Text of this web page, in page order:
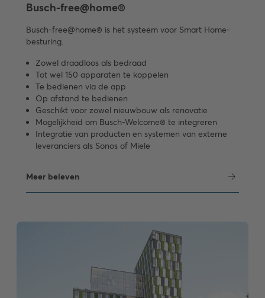
Busch-free@home®
Busch-free@home® is het systeem voor Smart Home-
besturing.
Zowel draadloos als bedraad
Tot wel 150 apparaten te koppelen
Te bedienen via de app
Op afstand te bedienen
Geschikt voor zowel nieuwbouw als renovatie
Mogelijkheid om Busch-Welcome® te integreren
Integratie van producten en systemen van externe
leveranciers als Sonos of Miele
Meer beleven